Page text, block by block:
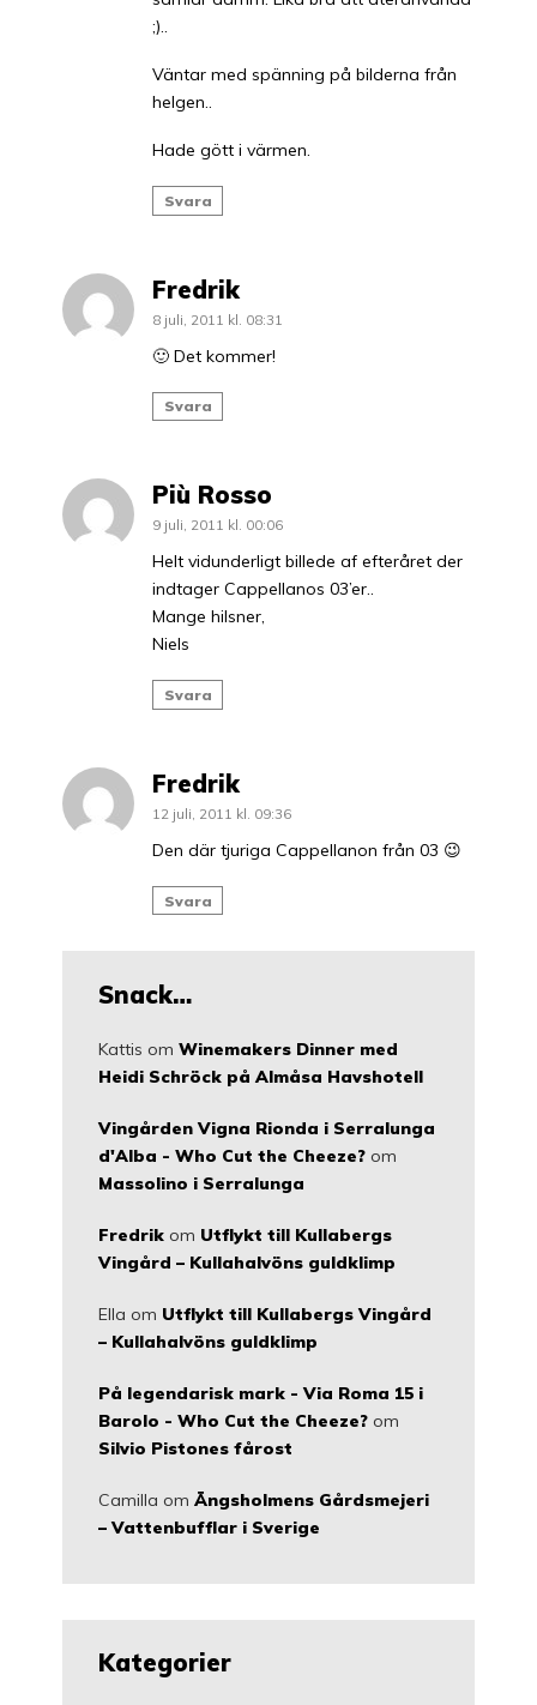
;)..
Väntar med spänning på bilderna från
helgen..
Hade gött i värmen.
Svara
Fredrik
8 juli, 2011 kl. 08:31
🙂 Det kommer!
Svara
Più Rosso
9 juli, 2011 kl. 00:06
Helt vidunderligt billede af efteråret der
indtager Cappellanos 03’er..
Mange hilsner,
Niels
Svara
Fredrik
12 juli, 2011 kl. 09:36
Den där tjuriga Cappellanon från 03 😉
Svara
Snack…
Kattis om Winemakers Dinner med
Heidi Schröck på Almåsa Havshotell
Vingården Vigna Rionda i Serralunga
d'Alba - Who Cut the Cheeze? om
Massolino i Serralunga
Fredrik om Utflykt till Kullabergs
Vingård – Kullahalvöns guldklimp
Ella om Utflykt till Kullabergs Vingård
– Kullahalvöns guldklimp
På legendarisk mark - Via Roma 15 i
Barolo - Who Cut the Cheeze? om
Silvio Pistones fårost
Camilla om Ängsholmens Gårdsmejeri
– Vattenbufflar i Sverige
Kategorier